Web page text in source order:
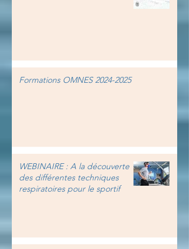
Formations OMNES 2024-2025
WEBINAIRE : A la découverte
des différentes techniques
respiratoires pour le sportif